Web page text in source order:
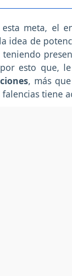
esta meta, el
idea de
esto que,
, más
tiene